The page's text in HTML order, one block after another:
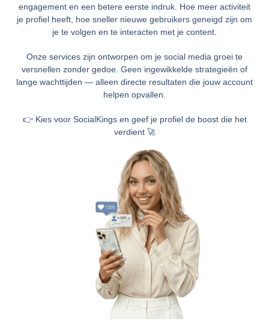
engagement en een betere eerste indruk. Hoe meer activiteit
je profiel heeft, hoe sneller nieuwe gebruikers geneigd zijn om
je te volgen en te interacten met je content.
Onze services zijn ontworpen om je social media groei te
versnellen zonder gedoe. Geen ingewikkelde strategieën of
lange wachttijden — alleen directe resultaten die jouw account
helpen opvallen.
👉 Kies voor SocialKings en geef je profiel de boost die het
verdient 🚀